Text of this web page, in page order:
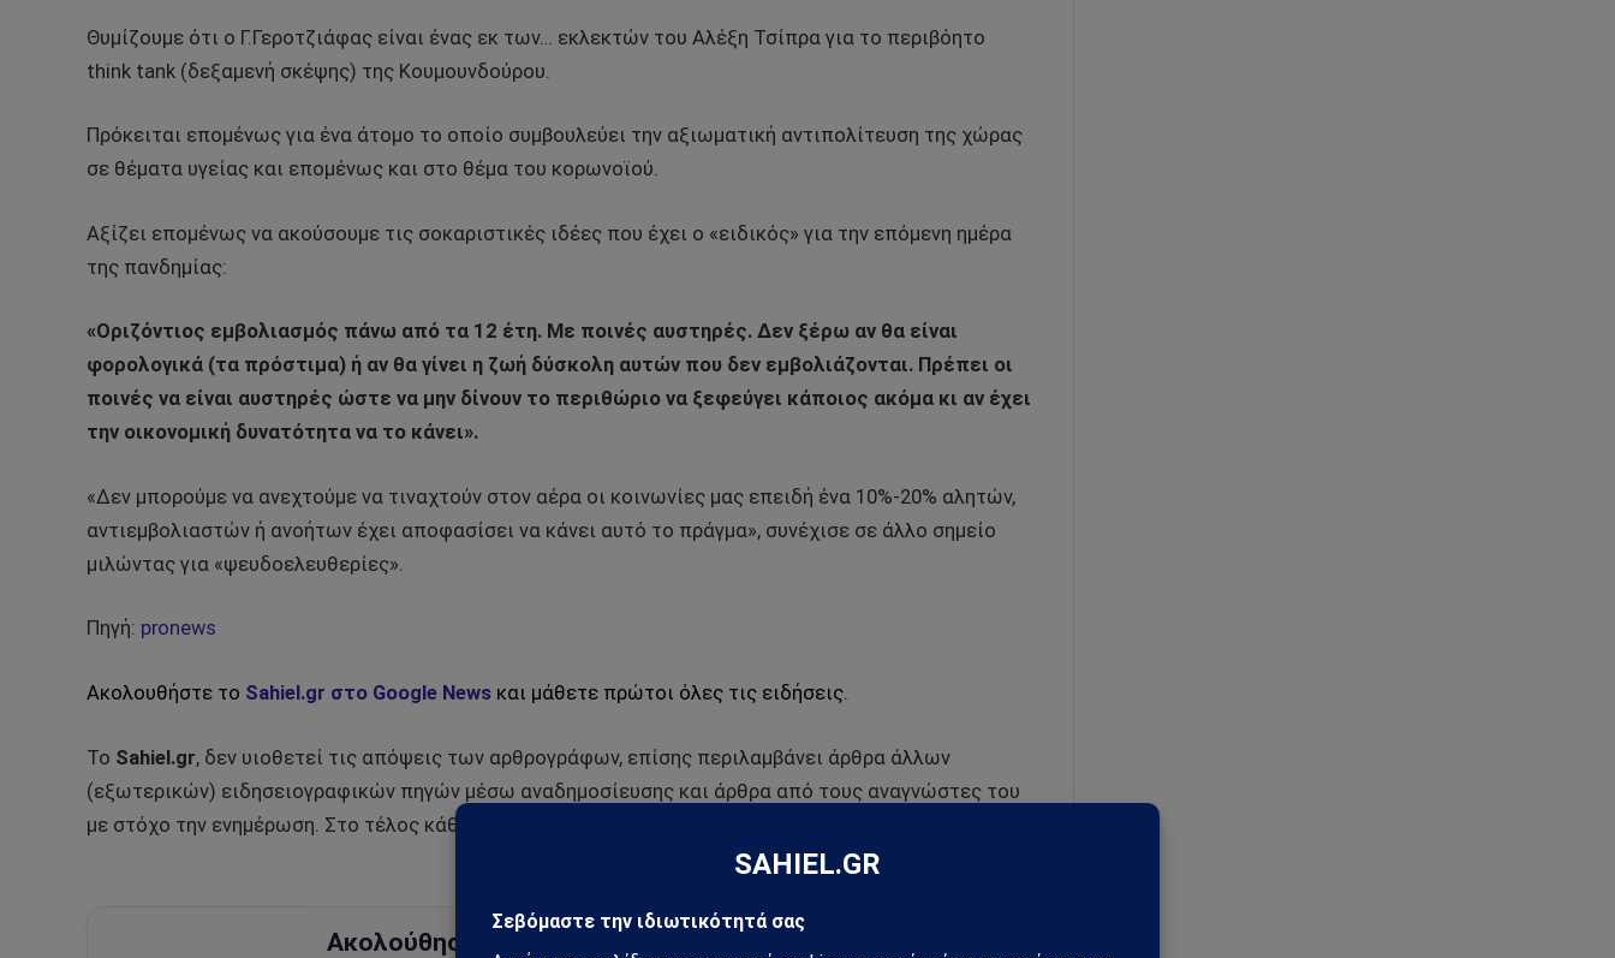
Θυμίζουμε ότι ο Γ.Γεροτζιάφας είναι ένας εκ των… εκλεκτών του Αλέξη Τσίπρα για το περιβόητο
think tank (δεξαμενή σκέψης) της Κουμουνδούρου.
Πρόκειται επομένως για ένα άτομο το οποίο συμβουλεύει την αξιωματική αντιπολίτευση της χώρας
σε θέματα υγείας και επομένως και στο θέμα του κορωνοϊού.
Αξίζει επομένως να ακούσουμε τις σοκαριστικές ιδέες που έχει ο «ειδικός» για την επόμενη ημέρα
της πανδημίας:
«Οριζόντιος εμβολιασμός πάνω από τα 12 έτη. Με ποινές αυστηρές. Δεν ξέρω αν θα είναι
φορολογικά (τα πρόστιμα) ή αν θα γίνει η ζωή δύσκολη αυτών που δεν εμβολιάζονται. Πρέπει οι
ποινές να είναι αυστηρές ώστε να μην δίνουν το περιθώριο να ξεφεύγει κάποιος ακόμα κι αν έχει
την οικονομική δυνατότητα να το κάνει».
«Δεν μπορούμε να ανεχτούμε να τιναχτούν στον αέρα οι κοινωνίες μας επειδή ένα 10%-20% αλητών,
αντιεμβολιαστών ή ανοήτων έχει αποφασίσει να κάνει αυτό το πράγμα», συνέχισε σε άλλο σημείο
μιλώντας για «ψευδοελευθερίες».
Πηγή: pronews
Ακολουθήστε το Sahiel.gr στο Google News και μάθετε πρώτοι όλες τις ειδήσεις.
Το Sahiel.gr, δεν υιοθετεί τις απόψεις των αρθρογράφων, επίσης περιλαμβάνει άρθρα άλλων
(εξωτερικών) ειδησειογραφικών πηγών μέσω αναδημοσίευσης και άρθρα από τους αναγνώστες του
με στόχο την ενημέρωση. Στο τέλος κάθε τέτοιου άρθρου αναγράφεται ευκρινώς η πηγή του.
Ακολούθησε το Sahiel στο Google News